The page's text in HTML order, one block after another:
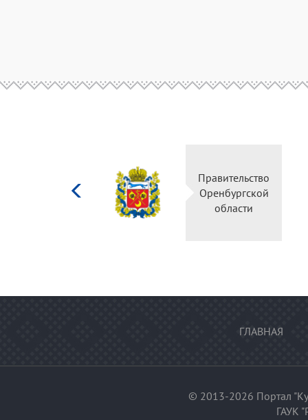
Министерство
культуры
Российской
федерации
ГЛАВНАЯ
© 2013-2026 Портал
ГАУК